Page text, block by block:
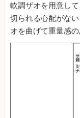
軟調ザオを用意し
切られる心配がな
オを曲げて重量感